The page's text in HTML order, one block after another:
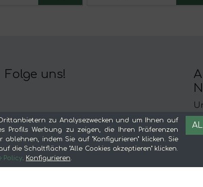
Folge uns!
zu Analysezwecken und um Ihnen auf
Profils Werbung zu zeigen, die Ihren Präferenzen
indem Sie auf "Konfigurieren" klicken. Sie
die Schaltfläche "Alle Cookies akzeptieren" klicken.
Policy. Konfigurieren.